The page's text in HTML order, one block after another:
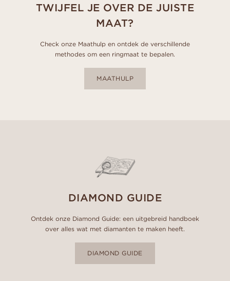
TWIJFEL JE OVER DE JUISTE
MAAT?
Check onze Maathulp en ontdek de verschillende
methodes om een ringmaat te bepalen.
MAATHULP
DIAMOND GUIDE
Ontdek onze Diamond Guide: een uitgebreid handboek
over alles wat met diamanten te maken heeft.
DIAMOND GUIDE